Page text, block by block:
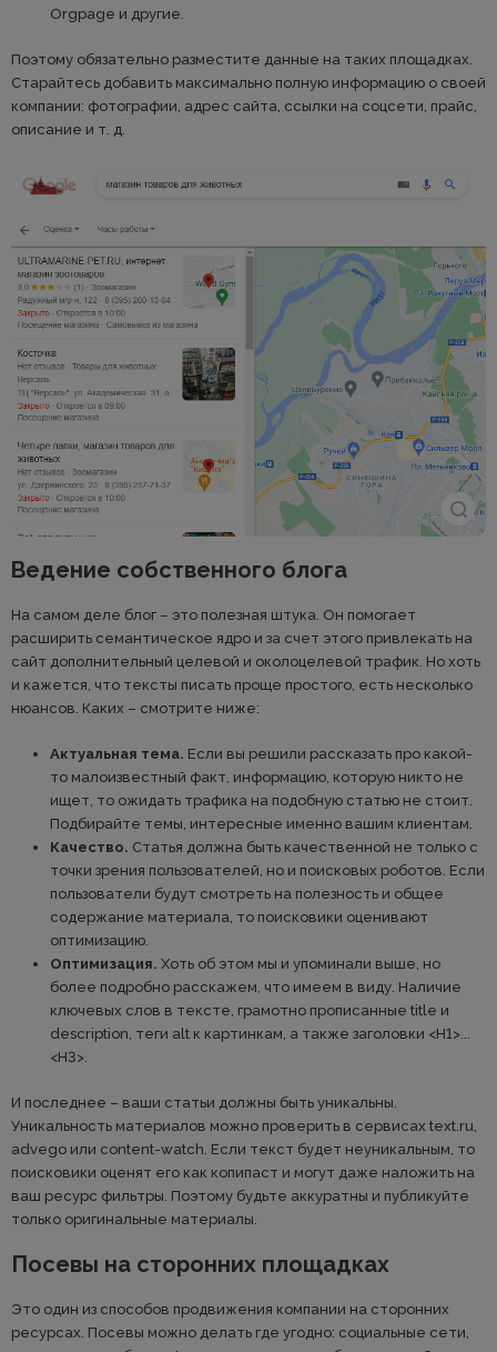
Orgpage и другие.
Поэтому обязательно разместите данные на таких площадках.
Старайтесь добавить максимально полную информацию о своей
компании: фотографии, адрес сайта, ссылки на соцсети, прайс,
описание и т. д.
Ведение собственного блога
На самом деле блог – это полезная штука. Он помогает
расширить семантическое ядро и за счет этого привлекать на
сайт дополнительный целевой и околоцелевой трафик. Но хоть
и кажется, что тексты писать проще простого, есть несколько
нюансов. Каких – смотрите ниже:
Актуальная тема. Если вы решили рассказать про какой-
то малоизвестный факт, информацию, которую никто не
ищет, то ожидать трафика на подобную статью не стоит.
Подбирайте темы, интересные именно вашим клиентам.
Качество. Статья должна быть качественной не только с
точки зрения пользователей, но и поисковых роботов. Если
пользователи будут смотреть на полезность и общее
содержание материала, то поисковики оценивают
оптимизацию.
Оптимизация. Хоть об этом мы и упоминали выше, но
более подробно расскажем, что имеем в виду. Наличие
ключевых слов в тексте, грамотно прописанные title и
description, теги alt к картинкам, а также заголовки <Н1>...
<Н3>.
И последнее – ваши статьи должны быть уникальны.
Уникальность материалов можно проверить в сервисах text.ru,
advego или content-watch. Если текст будет неуникальным, то
поисковики оценят его как копипаст и могут даже наложить на
ваш ресурс фильтры. Поэтому будьте аккуратны и публикуйте
только оригинальные материалы.
Посевы на сторонних площадках
Это один из способов продвижения компании на сторонних
ресурсах. Посевы можно делать где угодно: социальные сети,